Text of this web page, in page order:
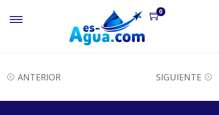
0
ANTERIOR SIGUIENTE